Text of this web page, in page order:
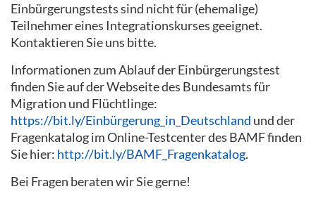
Einbürgerungstests sind nicht für (ehemalige)
Teilnehmer eines Integrationskurses geeignet.
Kontaktieren Sie uns bitte.
Informationen zum Ablauf der Einbürgerungstest
finden Sie auf der Webseite des Bundesamts für
Migration und Flüchtlinge:
https://bit.ly/Einbürgerung_in_Deutschland und der
Fragenkatalog im Online-Testcenter des BAMF finden
Sie hier: http://bit.ly/BAMF_Fragenkatalog.
Bei Fragen beraten wir Sie gerne!